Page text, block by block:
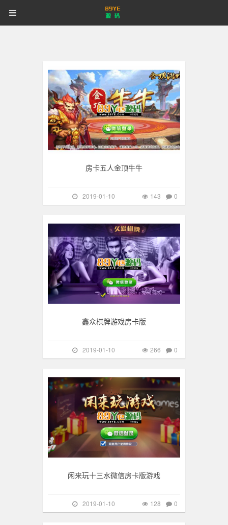
89YE
源
码
89YE 首页
房卡五人金顶牛牛
2019-01-10 0
143
鑫众棋牌游戏房卡版
手游棋牌 266
2019-01-10 0
266
闲来玩十三水微信房卡版游戏
手游棋牌 128
2019-01-10 0
128
手游棋牌 446